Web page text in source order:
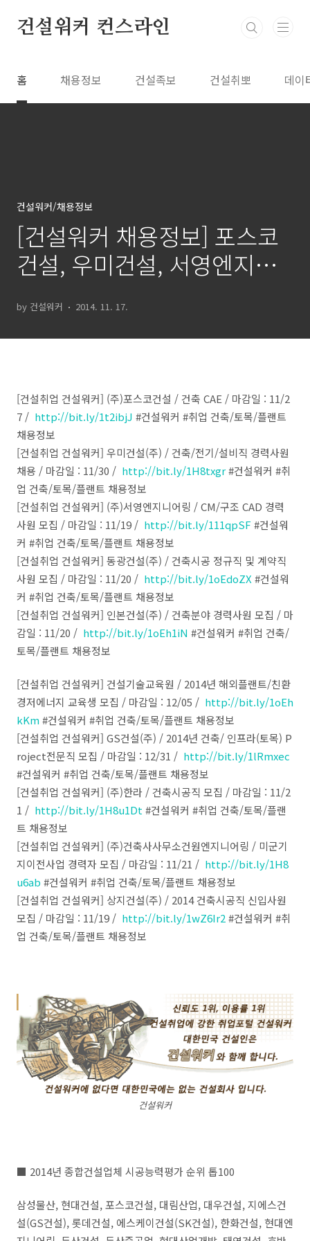
건설워커 컨스라인
홈 채용정보 건설족보 건설취뽀 데이
건설워커/채용정보
[건설워커 채용정보] 포스코
건설, 우미건설, 서영엔지니
설기술교육원, GS건설
by 건설워커 2014. 11. 17.
[건설취업 건설워커] (주)포스코건설 / 건축 CAE / 마감일 : 11/2
7 / http://bit.ly/1t2ibjJ #건설워커 #취업 건축/토목/플랜트
채용정보
[건설취업 건설워커] 우미건설(주) / 건축/전기/설비직 경력사원
채용 / 마감일 : 11/30 / http://bit.ly/1H8txgr#건설워커 #취
업 건축/토목/플랜트 채용정보
[건설취업 건설워커] (주)서영엔지니어링 / CM/구조 CAD 경력
사원 모집 / 마감일 : 11/19 / http://bit.ly/111qpSF #건설워
커 #취업 건축/토목/플랜트 채용정보
[건설취업 건설워커] 동광건설(주) / 건축시공 정규직 및 계약직
사원 모집 / 마감일 : 11/20 / http://bit.ly/1oEdoZX #건설워
커 #취업 건축/토목/플랜트 채용정보
[건설취업 건설워커] 인본건설(주) / 건축분야 경력사원 모집 / 마
감일 : 11/20 / http://bit.ly/1oEh1iN #건설워커 #취업 건축/
토목/플랜트 채용정보
[건설취업 건설워커] 건설기술교육원 / 2014년 해외플랜트/친환
경저에너지 교육생 모집 / 마감일 : 12/05 / http://bit.ly/1oEh
kKm#건설워커 #취업 건축/토목/플랜트 채용정보
[건설취업 건설워커] GS건설(주) / 2014년 건축/ 인프라(토목) P
roject전문직 모집 / 마감일 : 12/31 / http://bit.ly/1lRmxec
#건설워커 #취업 건축/토목/플랜트 채용정보
[건설취업 건설워커] (주)한라 / 건축시공직 모집 / 마감일 : 11/2
1 / http://bit.ly/1H8u1Dt #건설워커 #취업 건축/토목/플랜
트 채용정보
[건설취업 건설워커] (주)건축사사무소건원엔지니어링 / 미군기
지이전사업 경력자 모집 / 마감일 : 11/21 / http://bit.ly/1H8
u6ab #건설워커 #취업 건축/토목/플랜트 채용정보
[건설취업 건설워커] 상지건설(주) / 2014 건축시공직 신입사원
모집 / 마감일 : 11/19 / http://bit.ly/1wZ6Ir2#건설워커 #취
업 건축/토목/플랜트 채용정보
건설워커
■ 2014년 종합건설업체 시공능력평가 순위 톱100
삼성물산, 현대건설, 포스코건설, 대림산업, 대우건설, 지에스건
설(GS건설), 롯데건설, 에스케이건설(SK건설), 한화건설, 현대엔